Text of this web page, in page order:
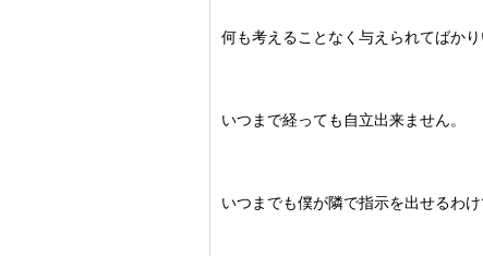
何も考えることなく与えられてばか
いつまで経っても自立出来ません。
いつまでも僕が隣で指示を出せるわけ